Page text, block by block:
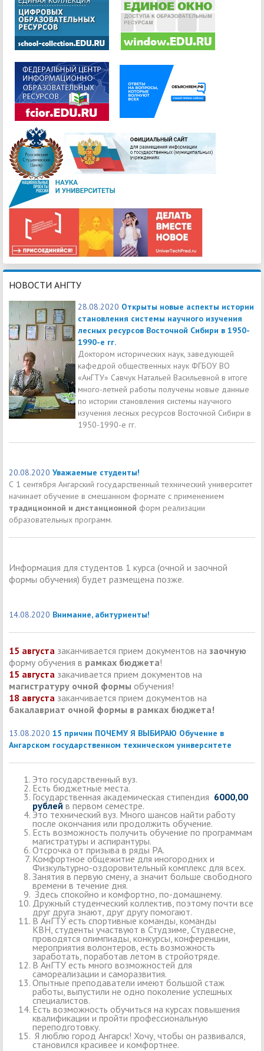
НОВОСТИ АНГТУ
28.08.2020 Открыты новые аспекты истории
становления системы научного изучения
лесных ресурсов Восточной Сибири в 1950-
1990-е гг.
Доктором исторических наук, заведующей
кафедрой общественных наук ФГБОУ ВО
«АнГТУ» Савчук Натальей Васильевной в итоге
много-летней работы получены новые данные
по истории становления системы научного
изучения лесных ресурсов Восточной Сибири в
1950-1990-е гг.
20.08.2020 Уважаемые студенты!
С 1 сентября Ангарский государственный технический университет
начинает обучение в смешанном формате с применением
традиционной и дистанционной форм реализации
образовательных программ.
Информация для студентов 1 курса (очной и заочной
формы обучения) будет размещена позже.
14.08.2020 Внимание, абитуриенты!
15 августа заканчивается прием документов на заочную
форму обучения в рамках бюджета!
15 августа закачивается прием документов на
магистратуру очной формы обучения!
18 августа заканчивается прием документов на
бакалавриат очной формы в рамках бюджета!
13.08.2020 15 причин ПОЧЕМУ Я ВЫБИРАЮ Обучение в
Ангарском государственном техническом университете
Это государственный вуз.
Есть бюджетные места.
Государственная академическая стипендия 6000,00
рублей в первом семестре.
Это технический вуз. Много шансов найти работу
после окончания или продолжить обучение.
Есть возможность получить обучение по программам
магистратуры и аспирантуры.
Отсрочка от призыва в ряды РА.
Комфортное общежитие для иногородних и
Физкультурно-оздоровительный комплекс для всех.
Занятия в первую смену, а значит больше свободного
времени в течение дня.
Здесь спокойно и комфортно, по-домашнему.
Дружный студенческий коллектив, поэтому почти все
друг друга знают, друг другу помогают.
В АнГТУ есть спортивные команды, команды
КВН, студенты участвуют в Студзиме, Студвесне,
проводятся олимпиады, конкурсы, конференции,
мероприятия волонтеров, есть возможность
заработать, поработав летом в стройотряде.
В АнГТУ есть много возможностей для
самореализации и саморазвития.
Опытные преподаватели имеют большой стаж
работы, выпустили не одно поколение успешных
специалистов.
Есть возможность обучиться на курсах повышения
квалификации и пройти профессиональную
переподготовку.
Я люблю город Ангарск! Хочу, чтобы он развивался,
становился красивее и комфортнее.